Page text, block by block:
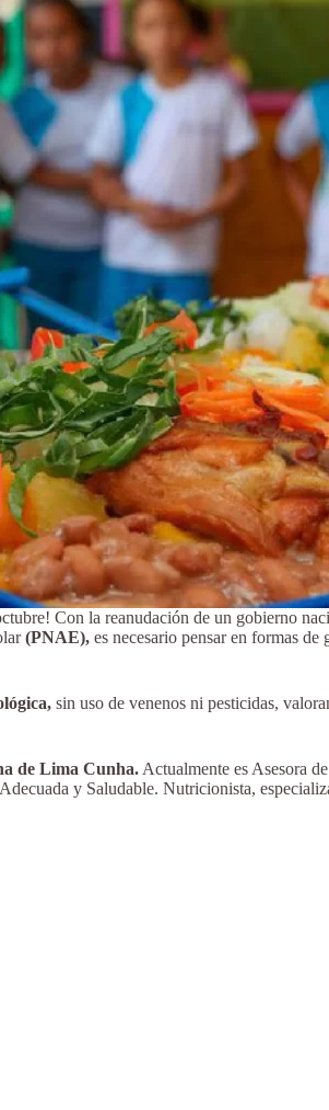
Con la reanudación de un gobierno
(PNAE), es necesario pensar en formas
sin uso de venenos ni pesticidas,
de Lima Cunha. Actualmente es Asesora
y Saludable. Nutricionista,